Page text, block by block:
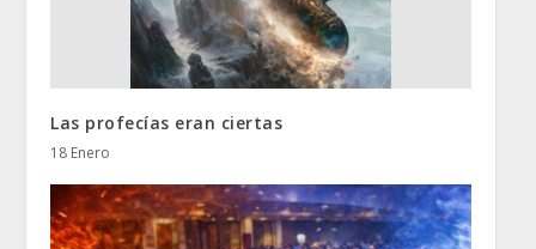
Las profecías eran ciertas
18 Enero